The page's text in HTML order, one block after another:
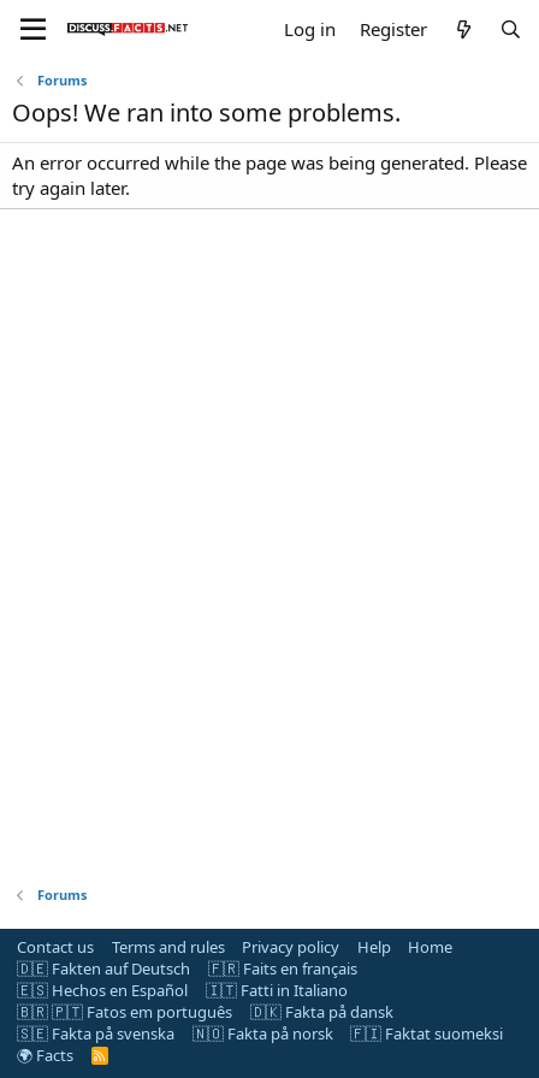
Log in Register
Forums
Oops! We ran into some problems.
An error occurred while the page was being generated. Please
try again later.
Forums
Contact us Terms and rules Privacy policy Help
Home
🇩🇪 Fakten auf Deutsch
🇫🇷 Faits en français
🇪🇸 Hechos en Español
🇮🇹 Fatti in Italiano
🇧🇷 🇵🇹 Fatos em português
🇩🇰 Fakta på dansk
🇸🇪 Fakta på svenska
🇳🇴 Fakta på norsk
🇫🇮 Faktat suomeksi
🌍 Facts
R